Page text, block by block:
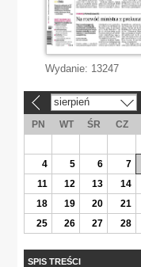
Wydanie: 13247
sierpień
PN WT ŚR CZ
4
5 6 7
11
12 13 14
18
19 20 21
25
26 27 28
SPIS TREŚCI